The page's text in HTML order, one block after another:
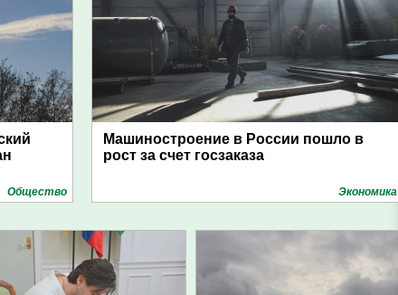
Общество
Машиностроение в России пошло в
рост за счет госзаказа
Экономика